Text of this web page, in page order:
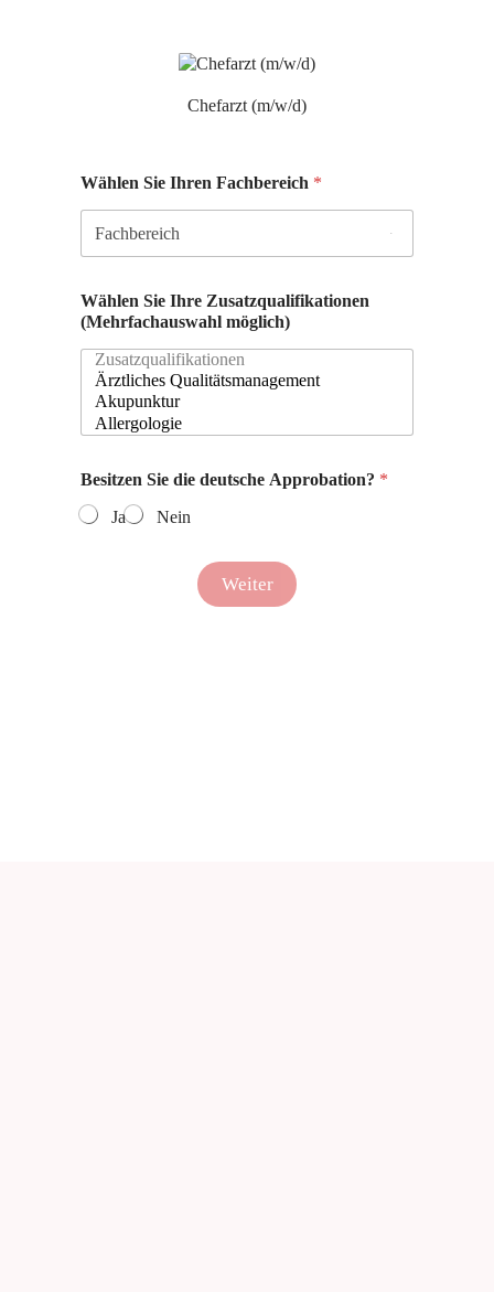
Chefarzt (m/w/d)
Wählen Sie Ihren Fachbereich *
Wählen Sie Ihre Zusatzqualifikationen
(Mehrfachauswahl möglich)
Besitzen Sie die deutsche Approbation? *
Ja
Nein
Weiter